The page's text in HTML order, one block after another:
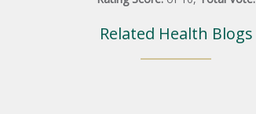
Related Health Blogs